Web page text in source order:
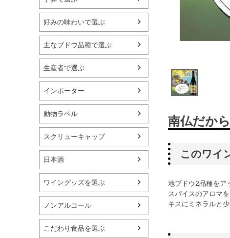
好みの味わいで選ぶ
主なブドウ品種で選ぶ
生産者で選ぶ
インポーター
動物ラベル
スクリューキャップ
日本酒
ワイングッズを選ぶ
ノンアルコール
こだわり食品を選ぶ
南仏だか
このワイ
地ブドウ2品種をア
スパイスのアロマ
キスにミネラルと